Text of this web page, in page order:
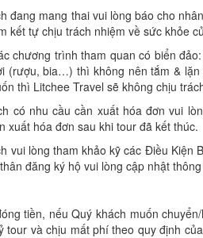
đang mang thai vui lòng báo cho
kết tự chịu trách nhiệm về sức khỏe
chương trình tham quan có biển
(rượu, bia…) thì không nên tắm &
thì Litchee Travel sẽ không chịu
có nhu cầu cần xuất hóa đơn vui
xuất hóa đơn sau khi tour đã kết thúc.
vui lòng tham khảo kỹ các Điều Kiện
đăng ký hộ vui lòng cập nhật
tiền, nếu Quý khách muốn
tour và chịu mất phí theo quy định